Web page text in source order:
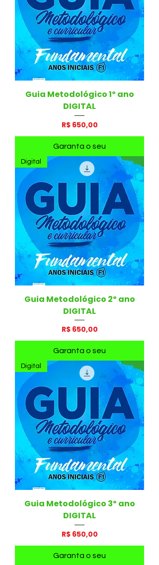
Guia Metodológico 1º ano
DIGITAL
Preço
R$ 650,00
Garanta o seu
Digital
Guia Metodológico 2º ano
DIGITAL
Preço
R$ 650,00
Garanta o seu
Digital
Guia Metodológico 3º ano
DIGITAL
Preço
R$ 650,00
Garanta o seu